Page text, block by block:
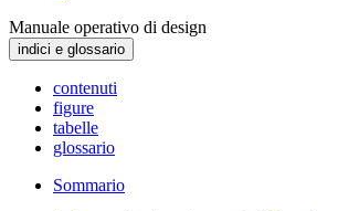
Manuale operativo di design
indici e glossario
contenuti
figure
tabelle
glossario
Sommario